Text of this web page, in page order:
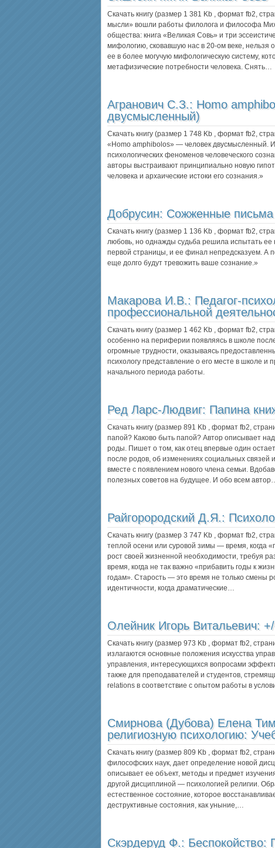
Скачать книгу (размер 1 381 Kb , формат fb2,
мысли» вошли работы филолога и философа
общества: книга «Великая Совь» и три
мифологию, сковавшую нас в 20-ом веке, нельзя
ее в более могучую мифологическую систему,
метафизические потребности человека. Снять…
Агранович С.З.: Homo
двусмысленный)
Скачать книгу (размер 1 748 Kb , формат fb2,
«Homo amphibolos» — человек двусмысленный.
психологических феноменов человеческого
авторы выстраивают принципиально новую
человека и архаические истоки его сознания.»
Добрусин: Сожженные письма
Скачать книгу (размер 1 136 Kb , формат fb2,
любовь, но однажды судьба решила испытать ее
первой страницы, и ее финал непредсказуем. А
еще долго будут тревожить ваше сознание.»
Макарова И.В.: Педагог-
профессиональной
Скачать книгу (размер 1 462 Kb , формат fb2,
особенно на периферии появляясь в школе
огромные трудности, оказываясь
психологу представление о его месте в школе
начального периода работы.
Ред Ларс-Людвиг: Папина
Скачать книгу (размер 891 Kb , формат fb2,
папой? Каково быть папой? Автор описывает
роды. Пишет о том, как отец впервые один
после родов, об изменениях социальных связей
вместе с появлением нового члена семьи.
полезных советов на будущее. И обо всем
Райгорородский Д.Я.:
Скачать книгу (размер 3 747 Kb , формат fb2,
теплой осени или суровой зимы — время, когда
рост своей жизненной необходимости, требуя
время, когда не так важно «прибавить годы к
годам». Старость — это время не только смены
идентичности, когда драматические…
Олейник Игорь Витальевич:
Скачать книгу (размер 973 Kb , формат fb2,
излагаются основные положения искусства
управления, интересующихся вопросами
также для преподавателей и студентов,
relations в соответствие с опытом работы в
Смирнова (Дубова) Елена
религиозную психологию:
Скачать книгу (размер 809 Kb , формат fb2,
философских наук, дает определение новой
описывает ее объект, методы и предмет
другой дисциплиной — психологией религии.
естественное состояние, которое
деструктивные состояния, как уныние,…
Скэрдеруд Ф.: Беспокойство: